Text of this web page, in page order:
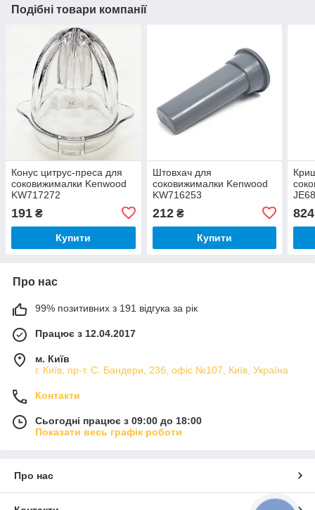
Подібні товари компанії
Конус цитрус-преса для
соковижималки Kenwood
KW717272
191 ₴
Купити
Штовхач для
соковижималки Kenwood
KW716253
212₴
Купити
824
Про нас
99% позитивних з 191 відгука за рік
Працює з 12.04.2017
м. Київ
г. Київ, пр-т. С. Бандери, 23б, офіс №107, Київ, Україна
Контакти
Сьогодні працює з 09:00 до 18:00
Показати весь графік роботи
Про нас